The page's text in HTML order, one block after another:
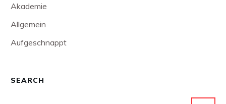
Akademie
Allgemein
Aufgeschnappt
SEARCH